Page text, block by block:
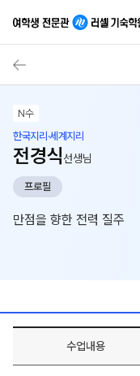
N수
한국지리·세계지리
전경식선생님
프로필
만점을 향한 전력 질주
수업내용